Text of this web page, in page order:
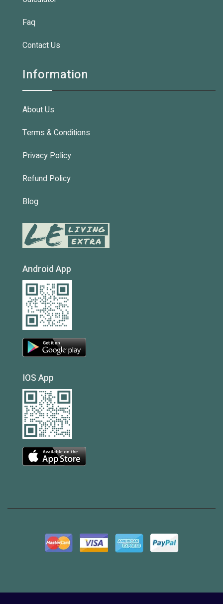
Faq
Contact Us
Information
About Us
Terms & Conditions
Privacy Policy
Refund Policy
Blog
Android App
IOS App